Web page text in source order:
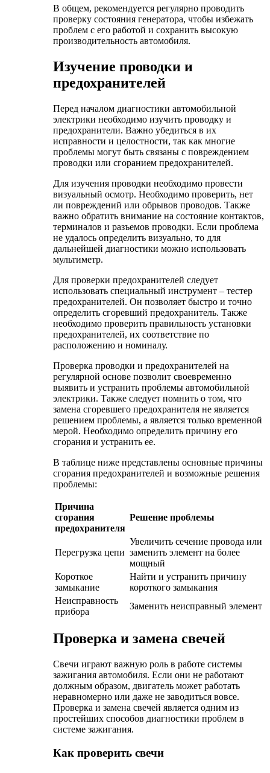
В общем, рекомендуется регулярно проводить
проверку состояния генератора, чтобы избежать
проблем с его работой и сохранить высокую
производительность автомобиля.
Изучение проводки и
предохранителей
Перед началом диагностики автомобильной
электрики необходимо изучить проводку и
предохранители. Важно убедиться в их
исправности и целостности, так как многие
проблемы могут быть связаны с повреждением
проводки или сгоранием предохранителей.
Для изучения проводки необходимо провести
визуальный осмотр. Необходимо проверить, нет
ли повреждений или обрывов проводов. Также
важно обратить внимание на состояние контактов,
терминалов и разъемов проводки. Если проблема
не удалось определить визуально, то для
дальнейшей диагностики можно использовать
мультиметр.
Для проверки предохранителей следует
использовать специальный инструмент – тестер
предохранителей. Он позволяет быстро и точно
определить сгоревший предохранитель. Также
необходимо проверить правильность установки
предохранителей, их соответствие по
расположению и номиналу.
Проверка проводки и предохранителей на
регулярной основе позволит своевременно
выявить и устранить проблемы автомобильной
электрики. Также следует помнить о том, что
замена сгоревшего предохранителя не является
решением проблемы, а является только временной
мерой. Необходимо определить причину его
сгорания и устранить ее.
В таблице ниже представлены основные причины
сгорания предохранителей и возможные решения
проблемы:
Причина
сгорания
предохранителя
Решение проблемы
Перегрузка цепи
Увеличить сечение провода или
заменить элемент на более
мощный
Короткое
замыкание
Найти и устранить причину
короткого замыкания
Неисправность
прибора
Заменить неисправный элемент
Проверка и замена свечей
Свечи играют важную роль в работе системы
зажигания автомобиля. Если они не работают
должным образом, двигатель может работать
неравномерно или даже не заводиться вовсе.
Проверка и замена свечей является одним из
простейших способов диагностики проблем в
системе зажигания.
Как проверить свечи